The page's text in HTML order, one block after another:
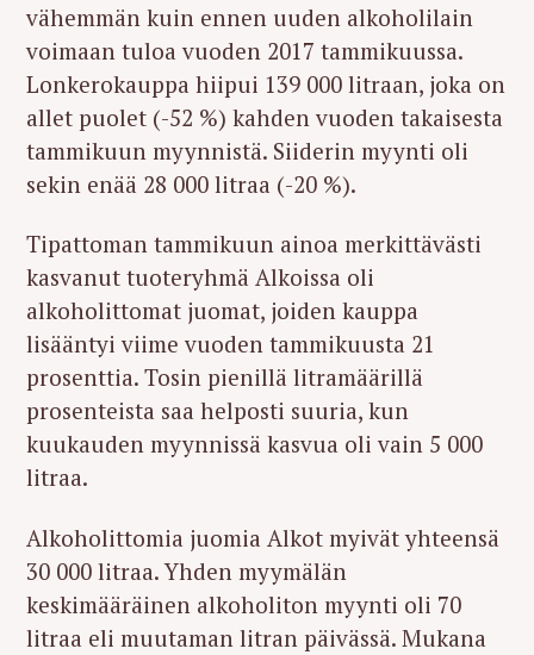
vähemmän kuin ennen uuden alkoholilain
voimaan tuloa vuoden 2017 tammikuussa.
Lonkerokauppa hiipui 139 000 litraan, joka on
allet puolet (-52 %) kahden vuoden takaisesta
tammikuun myynnistä. Siiderin myynti oli
sekin enää 28 000 litraa (-20 %).
Tipattoman tammikuun ainoa merkittävästi
kasvanut tuoteryhmä Alkoissa oli
alkoholittomat juomat, joiden kauppa
lisääntyi viime vuoden tammikuusta 21
prosenttia. Tosin pienillä litramäärillä
prosenteista saa helposti suuria, kun
kuukauden myynnissä kasvua oli vain 5 000
litraa.
Alkoholittomia juomia Alkot myivät yhteensä
30 000 litraa. Yhden myymälän
keskimääräinen alkoholiton myynti oli 70
litraa eli muutaman litran päivässä. Mukana